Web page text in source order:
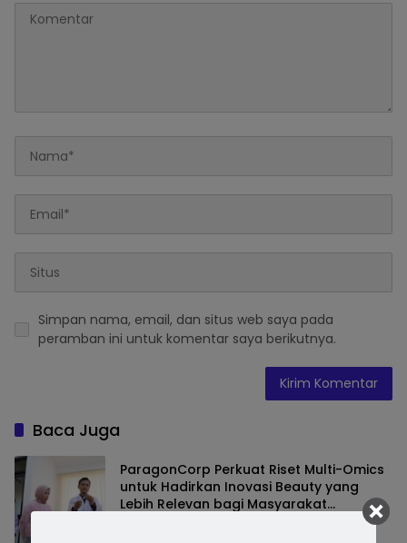
Simpan nama, email, dan situs web saya pada
peramban ini untuk komentar saya berikutnya.
Baca Juga
ParagonCorp Perkuat Riset Multi-Omics
untuk Hadirkan Inovasi Beauty yang
Lebih Relevan bagi Masyarakat